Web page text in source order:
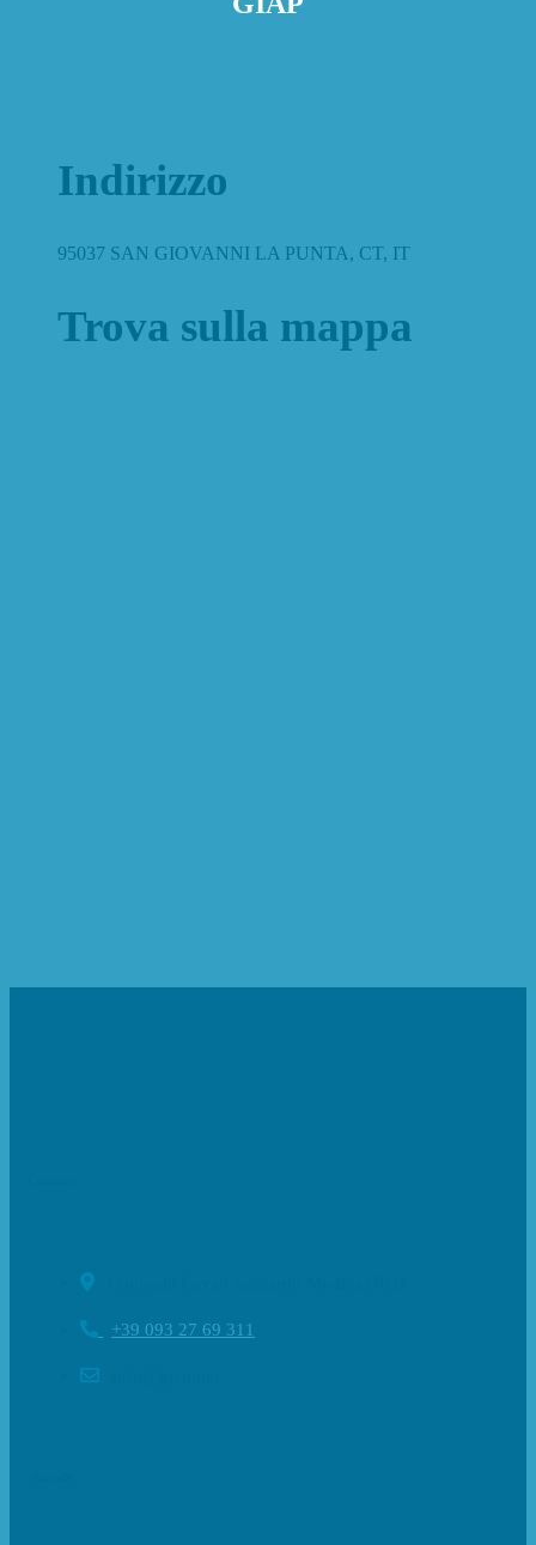
Indirizzo
95037 SAN GIOVANNI LA PUNTA, CT, IT
Trova sulla mappa
+39 093 27 69 311